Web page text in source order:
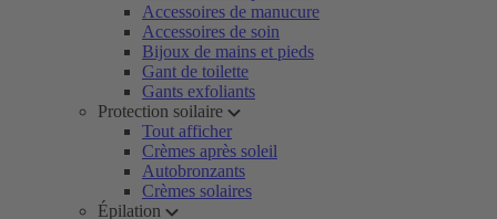
Accessoires de manucure
Accessoires de soin
Bijoux de mains et pieds
Gant de toilette
Gants exfoliants
Protection soilaire
Tout afficher
Crèmes après soleil
Autobronzants
Crèmes solaires
Épilation